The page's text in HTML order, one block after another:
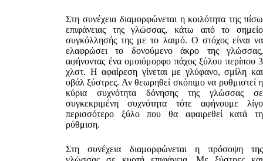
Στη συνέχεια διαμορφώνεται η κοιλότητα της πίσω
επιφάνειας της γλώσσας, κάτω από το σημείο
συγκόλλησής της με το λαιμό. Ο στόχος είναι να
ελαφρώσει το δονούμενο άκρο της γλώσσας,
αφήνοντας ένα ομοιόμορφο πάχος ξύλου περίπου 3
χλστ. Η αφαίρεση γίνεται με γλύφανο, σμίλη και
οβάλ ξύστρες. Αν θεωρηθεί σκόπιμο να ρυθμιστεί η
κύρια συχνότητα δόνησης της γλώσσας σε
συγκεκριμένη συχνότητα τότε αφήνουμε λίγο
περισσότερο ξύλο που θα αφαιρεθεί κατά τη
ρύθμιση.
Στη συνέχεια διαμορφώνεται η πρόσοψη της